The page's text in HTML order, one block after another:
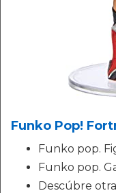
Funko Pop!
Funko pop.
Funko pop.
Descúbre